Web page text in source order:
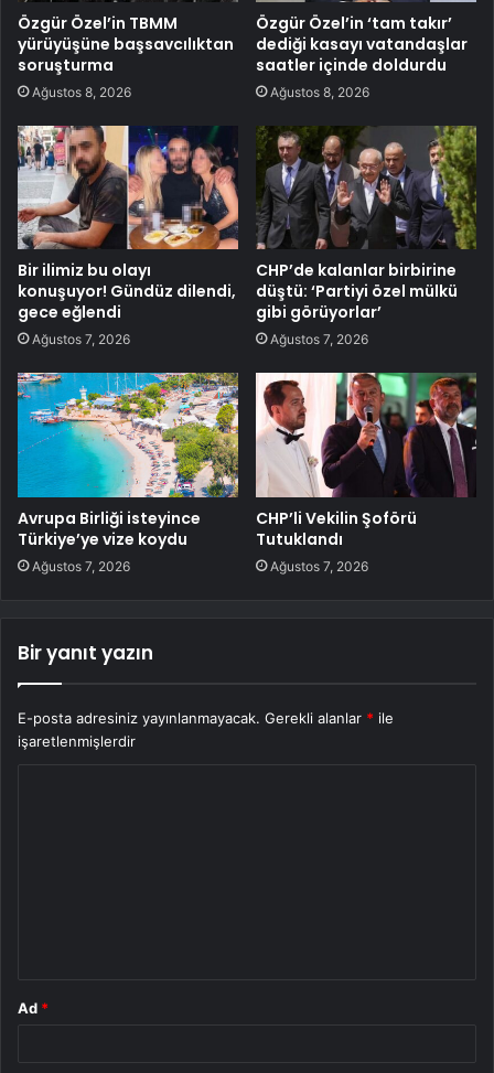
Özgür Özel’in TBMM
yürüyüşüne başsavcılıktan
soruşturma
Ağustos 8, 2026
Özgür Özel’in ‘tam takır’
dediği kasayı vatandaşlar
saatler içinde doldurdu
Ağustos 8, 2026
Bir ilimiz bu olayı
konuşuyor! Gündüz dilendi,
gece eğlendi
Ağustos 7, 2026
CHP’de kalanlar birbirine
düştü: ‘Partiyi özel mülkü
gibi görüyorlar’
Ağustos 7, 2026
Avrupa Birliği isteyince
Türkiye’ye vize koydu
Ağustos 7, 2026
CHP’li Vekilin Şoförü
Tutuklandı
Ağustos 7, 2026
Bir yanıt yazın
E-posta adresiniz yayınlanmayacak. Gerekli alanlar * ile
işaretlenmişlerdir
Ad *